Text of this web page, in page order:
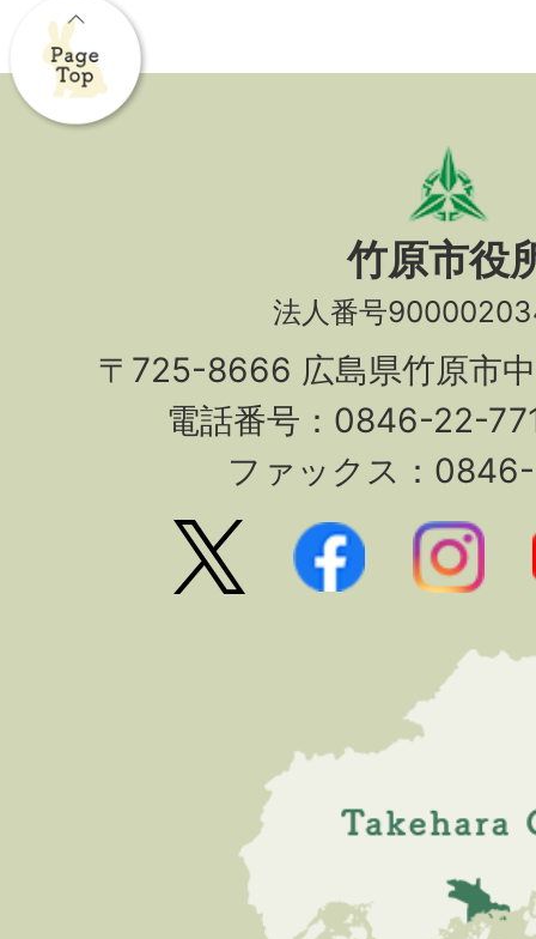
竹原市役
法人番号
〒725-8666 広島県竹原市
電話番号：0846-22-
ファックス：